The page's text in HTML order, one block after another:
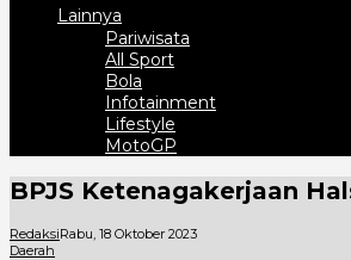
Lainnya
Pariwisata
All Sport
Bola
Infotainment
Lifestyle
MotoGP
BPJS Ketenagakerjaan
RedaksiRabu, 18 Oktober 2023
Daerah